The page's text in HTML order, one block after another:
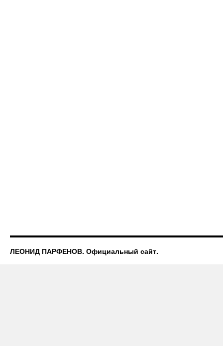
ЛЕОНИД ПАРФЕНОВ. Официальный сайт.